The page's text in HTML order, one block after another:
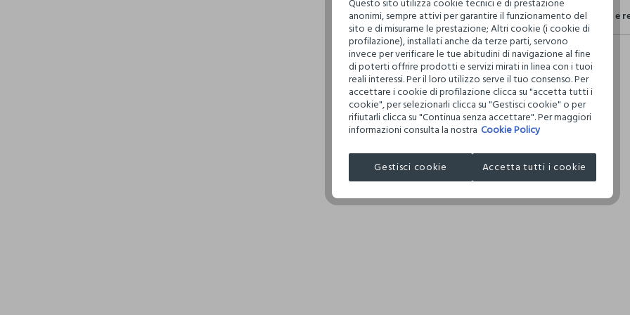
Il 100% dei
fisici, per
definito per
restrittivi
Clicca qui
MADE IN
Spedizione e
per
anonimi, sempre attivi per garantire il funzionamento del
sito e di misurarne le prestazione; Altri cookie (i cookie di
profilazione), installati anche da terze parti, servono
invece per verificare le tue abitudini di navigazione al fine
di poterti offrire prodotti e servizi mirati in linea con i tuoi
reali interessi. Per il loro utilizzo serve il tuo consenso. Per
accettare i cookie di profilazione clicca su "accetta tutti i
cookie", per selezionarli clicca su "Gestisci cookie" o per
rifiutarli clicca su "Continua senza accettare". Per maggiori
informazioni consulta la nostra Cookie Policy
Gestisci cookie Accetta tutti i cookie